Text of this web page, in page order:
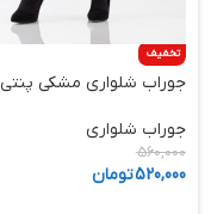
تخفیف
جوراب شلواری مشکی پنتی 200
جوراب شلواری
560,000
520,000تومان